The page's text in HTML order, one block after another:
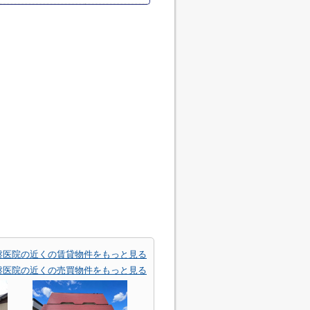
医院の近くの賃貸物件をもっと見る
医院の近くの売買物件をもっと見る